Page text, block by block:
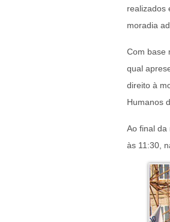
realizados
moradia
Com base
qual
direito à
Humanos
Ao final da
às 11:30,